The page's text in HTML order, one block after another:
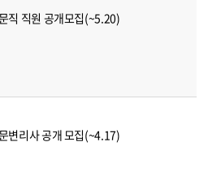
직 직원 공개모집(~5.20)
변리사 공개 모집(~4.17)